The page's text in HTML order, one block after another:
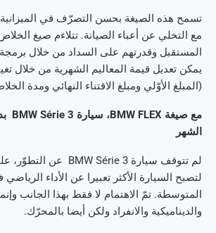
تسمح هذه الصيغة بحسن التصرّف في
مع التخلي عن أعباء الصيانة. تتلاءم صيغ
المستقبل وقدرتهم على السداد من خلال
يمكن تعديل قيمة المعاليم الشهرية من خلال
(المبلغ الأوّلي ومبلغ الاقتناء النهائي ومدة
مع صيغة BMW FLEX، سيارة BMW Série 3
الشهر
لتصبح السيارة الأكثر تعبيرا عن الأداء
المتوسطة. تمّ الاهتمام لا فقط بهذا الجانب
والديناميكية والانفراد ولكن أيضا بالمحرّك.